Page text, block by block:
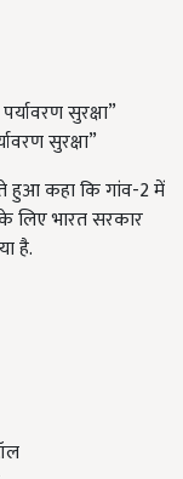
सुरक्षा”
हुआ कहा कि गांव-2 में
लिए भारत सरकार
है.